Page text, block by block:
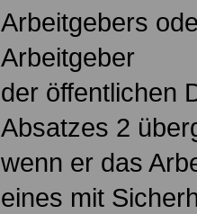
Arbeitgebers
Arbeitgeber
der öffentlichen
Absatzes 2
wenn er das
eines mit